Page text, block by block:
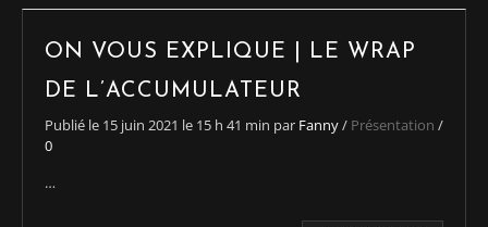
ON VOUS EXPLIQUE | LE WRAP
DE L’ACCUMULATEUR
Publié le 15 juin 2021 le 15 h 41 min par Fanny/ Présentation /
0
…